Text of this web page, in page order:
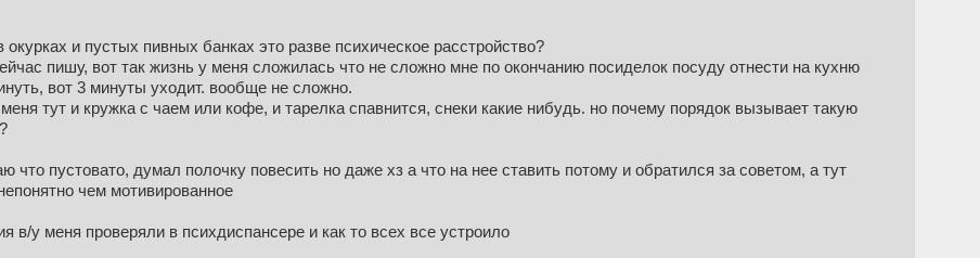
и пустых пивных банках это разве психическое расстройство?
пишу, вот так жизнь у меня сложилась что не сложно мне по окончанию посиделок посуду отнести на кухню
вот 3 минуты уходит. вообще не сложно.
тут и кружка с чаем или кофе, и тарелка спавнится, снеки какие нибудь. но почему порядок вызывает такую
что пустовато, думал полочку повесить но даже хз а что на нее ставить потому и обратился за советом, а тут
чем мотивированное
в/у меня проверяли в психдиспансере и как то всех все устроило